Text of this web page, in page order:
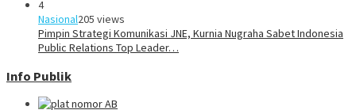
4
Nasional205 views
Pimpin Strategi Komunikasi JNE, Kurnia Nugraha Sabet Indonesia
Public Relations Top Leader…
Info Publik